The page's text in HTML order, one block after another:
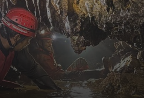
keputusan
Brimob ini diwajibkan
Polri. Kasus ini menyoroti
oleh aparat keamanan. Kejadian
yang diterapkan dalam operasi